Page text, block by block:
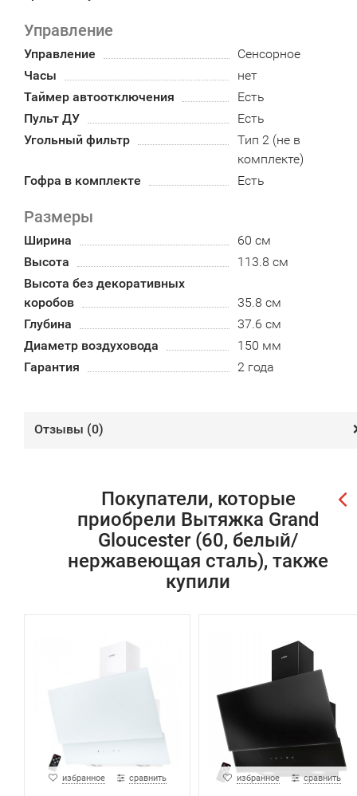
Управление
Управление
Сенсорное
Часы
нет
Таймер автоотключения
Есть
Пульт ДУ
Есть
Угольный фильтр
Тип 2 (не в
комплекте)
Гофра в комплекте
Есть
Размеры
Ширина
60 см
Высота
113.8 см
Высота без декоративных
коробов
35.8 см
Глубина
37.6 см
Диаметр воздуховода
150 мм
Гарантия
2 года
Отзывы (0)
Покупатели, которые
приобрели Вытяжка Grand
Gloucester (60, белый/
нержавеющая сталь), также
купили
избранное сравнить избранное сравнить